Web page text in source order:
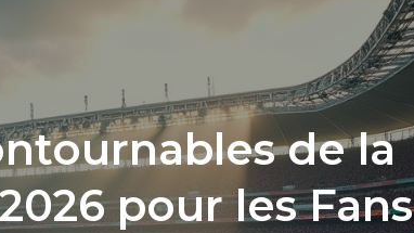
de la
pour les Fans